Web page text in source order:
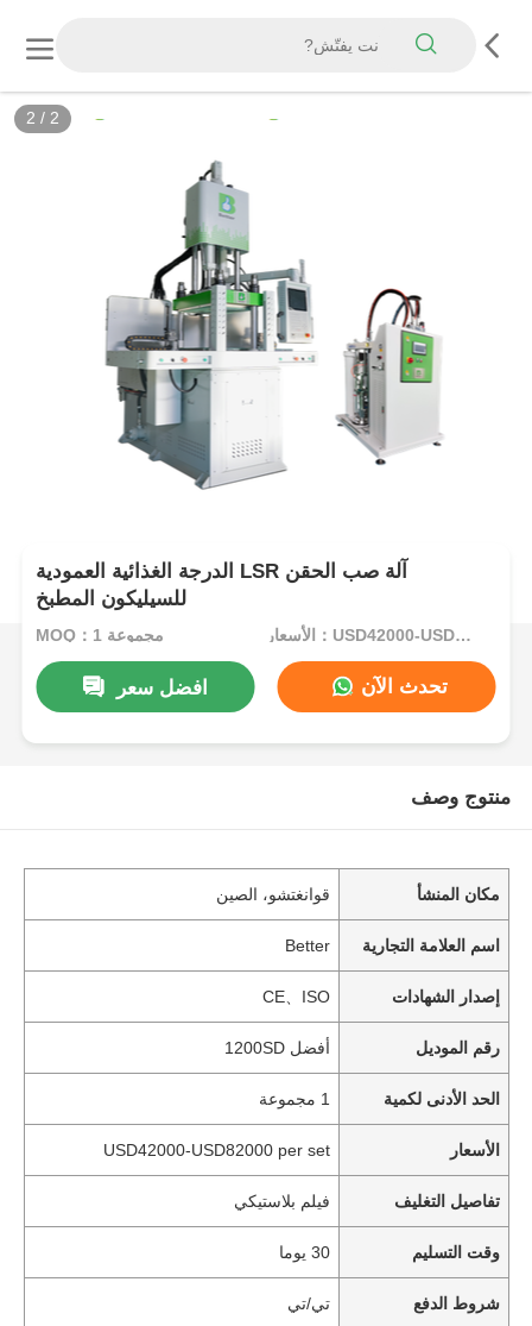
2 / 2
الدرجة الغذائية العمودية LSR آلة صب الحقن
للسيليكون المطبخ
MOQ：1 مجموعة الأسعار：USD42000-USD82000 per set
افضل سعر تحدث الآن
منتوج وصف
مكان المنشأ قوانغتشو، الصين
اسم العلامة التجارية Better
إصدار الشهادات CE、ISO
رقم الموديل أفضل 1200SD
الحد الأدنى لكمية 1 مجموعة
الأسعار USD42000-USD82000 per set
تفاصيل التغليف فيلم بلاستيكي
وقت التسليم 30 يوما
شروط الدفع تي/تي